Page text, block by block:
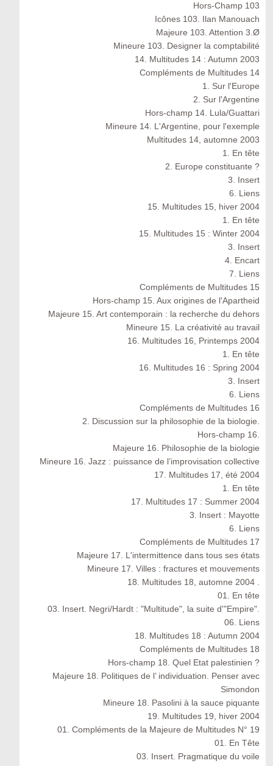
Hors-Champ 103
Icônes 103. Ilan Manouach
Majeure 103. Attention 3.Ø
Mineure 103. Designer la comptabilité
14. Multitudes 14 : Autumn 2003
Compléments de Multitudes 14
1. Sur l'Europe
2. Sur l'Argentine
Hors-champ 14. Lula/Guattari
Mineure 14. L'Argentine, pour l'exemple
Multitudes 14, automne 2003
1. En tête
2. Europe constituante ?
3. Insert
6. Liens
15. Multitudes 15, hiver 2004
1. En tête
15. Multitudes 15 : Winter 2004
3. Insert
4. Encart
7. Liens
Compléments de Multitudes 15
Hors-champ 15. Aux origines de l'Apartheid
Majeure 15. Art contemporain : la recherche du dehors
Mineure 15. La créativité au travail
16. Multitudes 16, Printemps 2004
1. En tête
16. Multitudes 16 : Spring 2004
3. Insert
6. Liens
Compléments de Multitudes 16
2. Discussion sur la philosophie de la biologie.
Hors-champ 16.
Majeure 16. Philosophie de la biologie
Mineure 16. Jazz : puissance de l’improvisation collective
17. Multitudes 17, été 2004
1. En tête
17. Multitudes 17 : Summer 2004
3. Insert : Mayotte
6. Liens
Compléments de Multitudes 17
Majeure 17. L'intermittence dans tous ses états
Mineure 17. Villes : fractures et mouvements
18. Multitudes 18, automne 2004 .
01. En tête
03. Insert. Negri/Hardt : "Multitude", la suite d'"Empire".
06. Liens
18. Multitudes 18 : Autumn 2004
Compléments de Multitudes 18
Hors-champ 18. Quel Etat palestinien ?
Majeure 18. Politiques de l’ individuation. Penser avec
Simondon
Mineure 18. Pasolini à la sauce piquante
19. Multitudes 19, hiver 2004
01. Compléments de la Majeure de Multitudes N° 19
01. En Tête
03. Insert. Pragmatique du voile